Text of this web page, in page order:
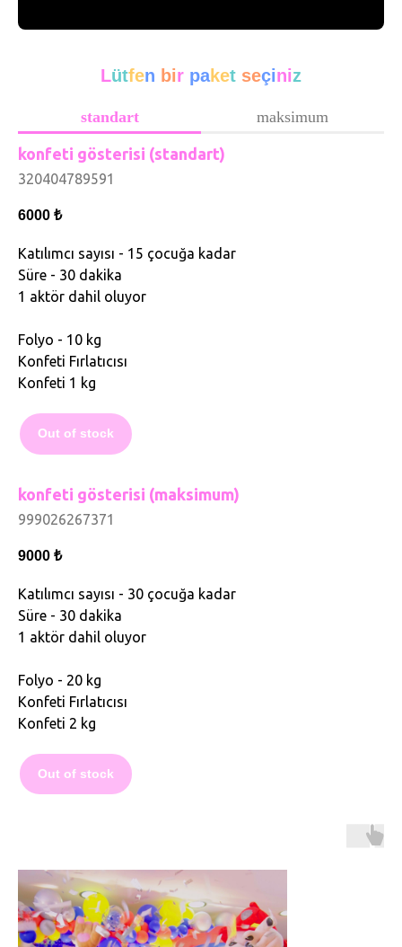
Lütfen bir paket seçiniz
standart maksimum
konfeti gösterisi (standart)
320404789591
6000 ₺
Katılımcı sayısı - 15 çocuğa kadar
Süre - 30 dakika
1 aktör dahil oluyor
Folyo - 10 kg
Konfeti Fırlatıcısı
Konfeti 1 kg
Out of stock
konfeti gösterisi (maksimum)
999026267371
9000 ₺
Katılımcı sayısı - 30 çocuğa kadar
Süre - 30 dakika
1 aktör dahil oluyor
Folyo - 20 kg
Konfeti Fırlatıcısı
Konfeti 2 kg
Out of stock